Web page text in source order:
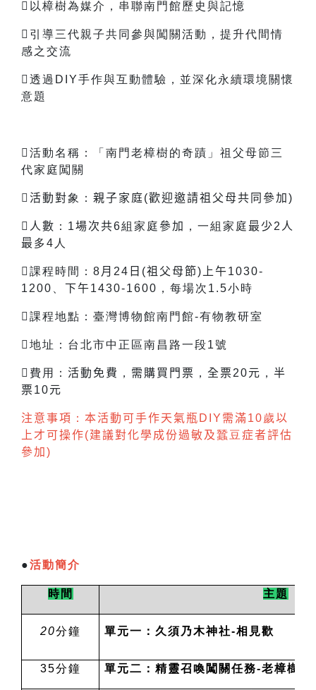
以樟樹為媒介，串聯南門館歷史與記憶
引導三代親子共同參與闖關活動，提升代間情
感之交流
透過DIY手作與互動體驗，並深化永續環境關懷
意題
活動名稱：「南門老樟樹的奇蹟」祖父母節三
代家庭闖關
 活動對象： 親子家庭(歡迎邀請祖父母共同參加)
人數 ：1場次共6組家庭參加 ，一組家庭 最少2 人
最 多4人
課程時間：8 月 24 日 (祖父母節) 上午1030-
1200
下午1430-1600，每場次1.5小時
課程地點：臺灣博物館南門館-有物教研室
地址：台北市中正區南昌路一段1號
費用： 活動免費 ， 需購買門票 ， 全票20元 ， 半
票10元
注意事項 ： 本活動可手作天氣瓶 DIY 需滿10歲以
上才可操作(建議對化學成份過敏及蠶豆症者評估
參加 )
●活動簡介
時間 主題
20分鐘 單元一：久須乃木神社-相見歡
35分鐘 單元二：精靈召喚闖關任務-老樟樹與